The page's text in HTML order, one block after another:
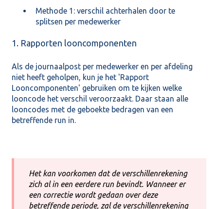
Methode 1: verschil achterhalen door te
splitsen per medewerker
1. Rapporten looncomponenten
Als de journaalpost per medewerker en per afdeling
niet heeft geholpen, kun je het 'Rapport
Looncomponenten' gebruiken om te kijken welke
looncode het verschil veroorzaakt. Daar staan alle
looncodes met de geboekte bedragen van een
betreffende run in.
Het kan voorkomen dat de verschillenrekening
zich al in een eerdere run bevindt. Wanneer er
een correctie wordt gedaan over deze
betreffende periode, zal de verschillenrekening